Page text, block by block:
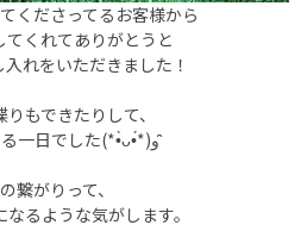
くださってるお客様から
てくれてありがとうと
れをいただきました！
もできたりして、
ほっこりする一日でした(*•̀ᴗ•́*)و ̑̑
繋がりって、
るような気がします。